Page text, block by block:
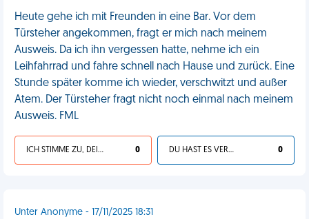
Heute gehe ich mit Freunden in eine Bar. Vor dem
Türsteher angekommen, fragt er mich nach meinem
Ausweis. Da ich ihn vergessen hatte, nehme ich ein
Leihfahrrad und fahre schnell nach Hause und zurück. Eine
Stunde später komme ich wieder, verschwitzt und außer
Atem. Der Türsteher fragt nicht noch einmal nach meinem
Ausweis. FML
ICH STIMME ZU, DEIN LEBEN IST SCHEISSE 0 DU HAST ES VERDIENT 0
Unter Anonyme - 17/11/2025 18:31